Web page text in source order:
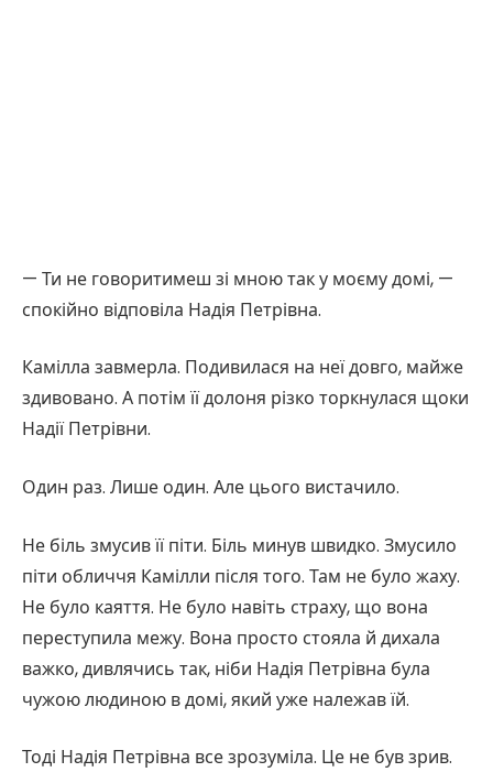
— Ти не говоритимеш зі мною так у моєму домі, —
спокійно відповіла Надія Петрівна.
Камілла завмерла. Подивилася на неї довго, майже
здивовано. А потім її долоня різко торкнулася щоки
Надії Петрівни.
Один раз. Лише один. Але цього вистачило.
Не біль змусив її піти. Біль минув швидко. Змусило
піти обличчя Камілли після того. Там не було жаху.
Не було каяття. Не було навіть страху, що вона
переступила межу. Вона просто стояла й дихала
важко, дивлячись так, ніби Надія Петрівна була
чужою людиною в домі, який уже належав їй.
Тоді Надія Петрівна все зрозуміла. Це не був зрив.